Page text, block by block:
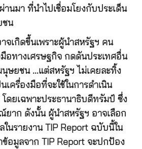
นมา ที่นำไปเชื่อมโยงกับประเด็น
ชน
จเกิดขึ้นเพราะผู้นำสหรัฐฯ คน
มือทางเศรษฐกิจ กดดันประเทศอื่น
นุษยชน …แต่สหรัฐฯ ไม่เคยละทิ้ง
เครื่องมือที่จะใช้ในการดำเนิน
โดยเฉพาะประธานาธิบดีทรัมป์ ซึ่ง
ยาก ดังนั้น ผู้นำสหรัฐฯ อาจเลือก
ในรายงาน TIP Report ฉบับนี้ใน
ข้อมูลจาก TIP Report จะปกป้อง